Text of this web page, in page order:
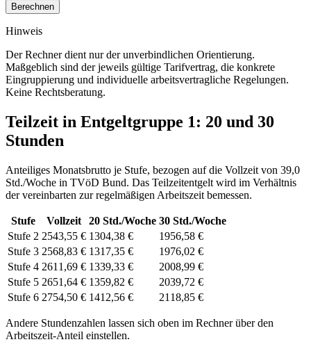
Berechnen
Hinweis
Der Rechner dient nur der unverbindlichen Orientierung.
Maßgeblich sind der jeweils gültige Tarifvertrag, die konkrete
Eingruppierung und individuelle arbeitsvertragliche Regelungen.
Keine Rechtsberatung.
Teilzeit in Entgeltgruppe 1: 20 und 30
Stunden
Anteiliges Monatsbrutto je Stufe, bezogen auf die Vollzeit von 39,0
Std./Woche in TVöD Bund. Das Teilzeitentgelt wird im Verhältnis
der vereinbarten zur regelmäßigen Arbeitszeit bemessen.
Stufe Vollzeit 20 Std./Woche 30 Std./Woche
Stufe 2 2543,55 € 1304,38 €
1956,58 €
Stufe 3 2568,83 € 1317,35 €
1976,02 €
Stufe 4 2611,69 € 1339,33 €
2008,99 €
Stufe 5 2651,64 € 1359,82 €
2039,72 €
Stufe 6 2754,50 € 1412,56 € 2118,85 €
Andere Stundenzahlen lassen sich oben im Rechner über den
Arbeitszeit-Anteil einstellen.